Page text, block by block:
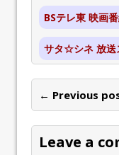
BSテレ東 映画
サタ☆シネ 放送
← Previous
Leave a